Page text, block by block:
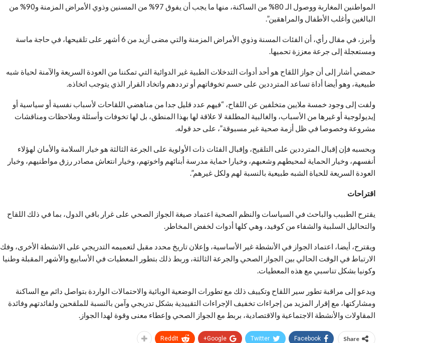
المواطنين المغاربة ووصول الـ 80% من الساكنة، منها ما يجب أن يفوق 97% من المسنين وذوي الأمراض المزمنة و90% من
البالغين وأغلب الأطفال والمراهقين”.
وأبرز، في مقال رأي، أن الفئات المسنة وذوي الأمراض المزمنة والتي مضى أزيد من 6 أشهر على تلقيحها، في حاجة ماسة
ومستعجلة إلى جرعة معززة تحميها.
حمضي أشار إلى أن جواز اللقاح هو أحد أدوات التدخلات الطبية غير الدوائية التي تمكننا من العودة السريعة والآمنة لحياة شبه
طبيعية، وهو أيضا أداة تساعد المترددين على حسم تخوفاتهم أو ترددهم واتخاد القرار الذي يتوجب اتخاذه.
ولفت إلى وجود خمسة ملايين متخلفين عن اللقاح، “فيهم عدد قليل جدا من مناهضي اللقاحات لأسباب نفسية أو سياسية أو
إيديولوجية أو غيرها من الأسباب، والغالبية المطلقة لا علاقة لها بهذا المنطق، بل لها تخوفات وأسئلة وملاحظات ومناقشات
مشروعة وخصوصا في ظل أزمة صحية غير مسبوقة”، على حد قوله.
وبحسبه فإن إقبال المترددين على التلقيح، وإقبال الفئات ذات الأولوية على الجرعة الثالثة هو خيار السلامة والأمان لهؤلاء
أنفسهم، وخيار الحماية لمحيطهم وشعبهم، وخيارا حماية مدرسة أبنائهم واخوتهم، وخيار انتعاش مصادر رزق مواطنيهم، وخيار
العودة السريعة للحياة الشبه طبيعية بالنسبة لهم ولكل غيرهم”.
اقتراحات
يقترح الطبيب والباحث في السياسات والنظم الصحية اعتماد صيغة الجواز الصحي على غرار باقي الدول، بما في ذلك اللقاح
والتحاليل السلبية والشفاء من كوفيد، وهي كلها أدوات لخفض المخاطر.
ويقترح، أيضا، اعتماد الجواز في الأنشطة غير الأساسية، وإعلان تاريخ محدد مقبل لتعميمه التدريجي على الانشطة الأخرى، وفك
الارتباط في الوقت الحالي بين الجواز الصحي والجرعة الثالثة، وربط ذلك بتطور المعطيات في الأسابيع والأشهر المقبلة وطنيا
وكونيا بشكل تناسبي مع هذه المعطيات.
ويدعو إلى مراقبة تطور سير اللقاح وتكييف ذلك مع تطورات الوضعية الوبائية والاحتمالات الواردة بتواصل دائم مع الساكنة
ومشاركتها، مع إقرار المزيد من إجراءات تخفيف الإجراءات التقييدية بشكل تدريجي وآمن بالنسبة للملقحين ولفائدتهم وفائدة
المقاولات والأنشطة الاجتماعية والاقتصادية، بربط مع الجواز الصحي وإعطاء معنى وقوة لهدا الجواز.
Share
Facebook
Twitter
Google+
ReddIt